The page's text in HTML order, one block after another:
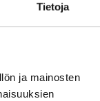
Tietoja
ja mainosten